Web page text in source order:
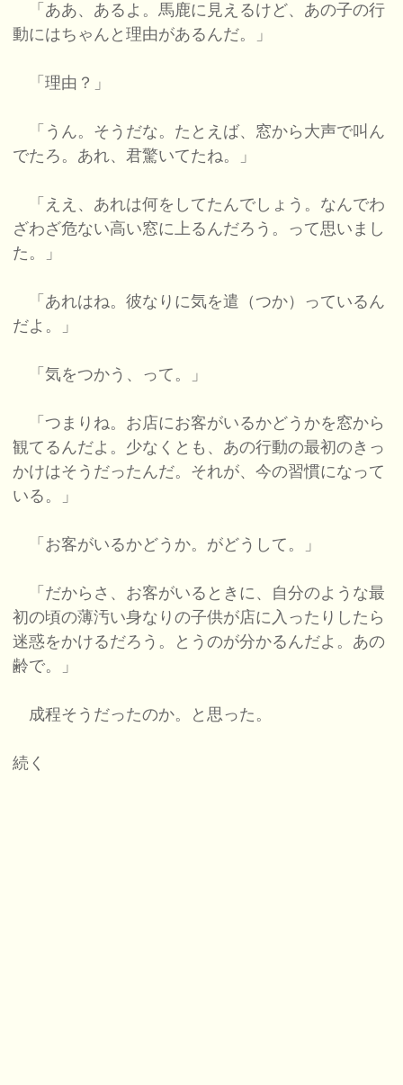
「ああ、あるよ。馬鹿に見えるけど、あの子の行
動にはちゃんと理由があるんだ。」
「理由？」
「うん。そうだな。たとえば、窓から大声で叫ん
でたろ。あれ、君驚いてたね。」
「ええ、あれは何をしてたんでしょう。なんでわ
ざわざ危ない高い窓に上るんだろう。って思いまし
た。」
「あれはね。彼なりに気を遣（つか）っているん
だよ。」
「気をつかう、って。」
「つまりね。お店にお客がいるかどうかを窓から
観てるんだよ。少なくとも、あの行動の最初のきっ
かけはそうだったんだ。それが、今の習慣になって
いる。」
「お客がいるかどうか。がどうして。」
「だからさ、お客がいるときに、自分のような最
初の頃の薄汚い身なりの子供が店に入ったりしたら
迷惑をかけるだろう。とうのが分かるんだよ。あの
齢で。」
成程そうだったのか。と思った。
続く